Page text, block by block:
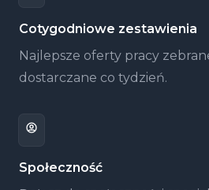
Cotygodniowe zestawienia
Najlepsze oferty pracy
dostarczane co tydzień.
Społeczność